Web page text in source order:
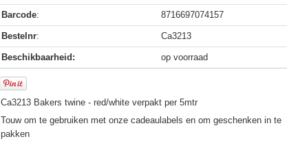
Barcode: 8716697074157
Bestelnr: Ca3213
Beschikbaarheid: op voorraad
Ca3213 Bakers twine - red/white verpakt per 5mtr
Touw om te gebruiken met onze cadeaulabels en om geschenken in te
pakken